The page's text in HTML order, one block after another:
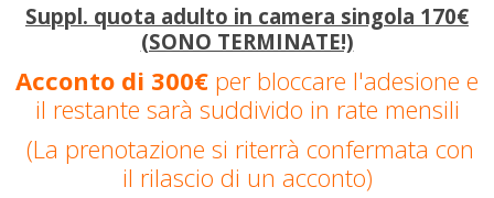
Suppl. quota adulto in camera singola 170€
(SONO TERMINATE!)
Acconto di 300€ per bloccare l'adesione e
il restante sarà suddivido in rate mensili
(La prenotazione si riterrà confermata con
il rilascio di un acconto)